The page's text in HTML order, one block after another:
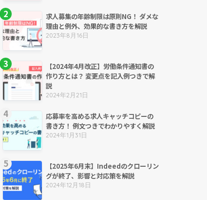
求人募集の年齢制限は原則NG！ ダメな
理由と例外、効果的な書き方を解説
2023年8月16日
【2024年4月改正】労働条件通知書の
作り方とは？ 変更点を記入例つきで解
説
2024年2月21日
応募率を高める求人キャッチコピーの
書き方！ 例文つきでわかりやすく解説
2024年1月31日
【2025年6月末】Indeedのクローリン
グが終了、影響と対応策を解説
2024年12月18日